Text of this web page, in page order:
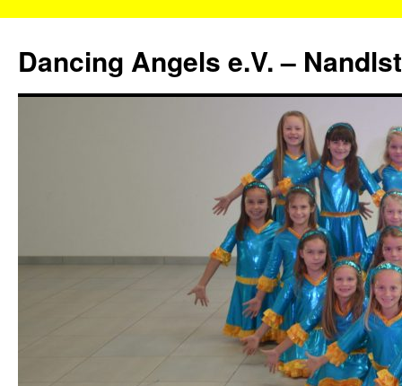
springen
Dancing Angels e.V. –